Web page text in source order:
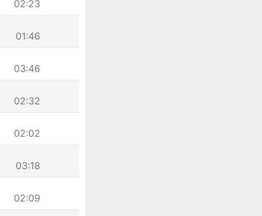
02:23
01:46
03:46
02:32
02:02
03:18
02:09